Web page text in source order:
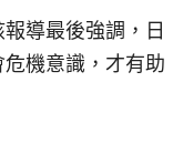
導最後強調，日
機意識，才有助